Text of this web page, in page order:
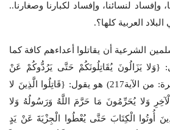
وإفساد لنسائنا، وإفساد لكبارنا وصغارنا..
العربية كلها؟.
الشرعية أن يقاتلوا أعداءهم كافة كما
{وَلا يَزَالُونَ يُقَاتِلُونَكُمْ حَتَّى يَرُدُّوكُمْ عَنْ
دِينِكُمْ إِنِ اسْتَطَاعُوا}(البقرة: من الآية217) هو يقول: {قَاتِلُوا الَّذِينَ لا
وَلا يُحَرِّمُونَ مَا حَرَّمَ اللَّهُ وَرَسُولُهُ وَلا
أُوتُوا الْكِتَابَ حَتَّى يُعْطُوا الْجِزْيَةَ عَنْ يَدٍ